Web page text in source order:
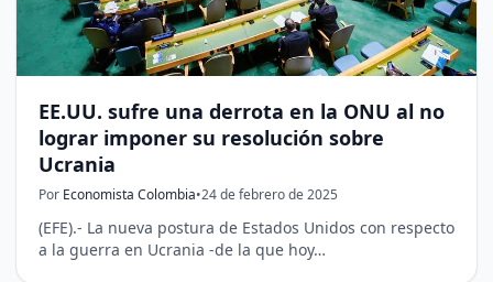
EE.UU. sufre una derrota en la ONU al no
lograr imponer su resolución sobre
Ucrania
Por Economista Colombia•24 de febrero de 2025
(EFE).- La nueva postura de Estados Unidos con respecto
a la guerra en Ucrania -de la que hoy…